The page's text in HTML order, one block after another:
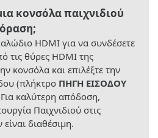
κονσόλα παιχνιδιού
HDMI για να συνδέσετε
τις θύρες HDMI της
κονσόλα και επιλέξτε την
(πλήκτρο ΠΗΓΗ ΕΙΣΟΔΟΥ
Για καλύτερη απόδοση,
Παιχνιδιού στις
είναι διαθέσιμη.